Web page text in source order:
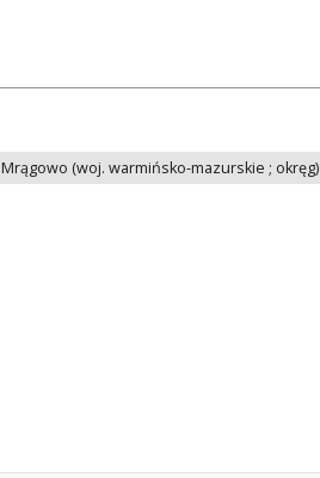
Mrągowo (woj. warmińsko-mazurskie ; okręg)